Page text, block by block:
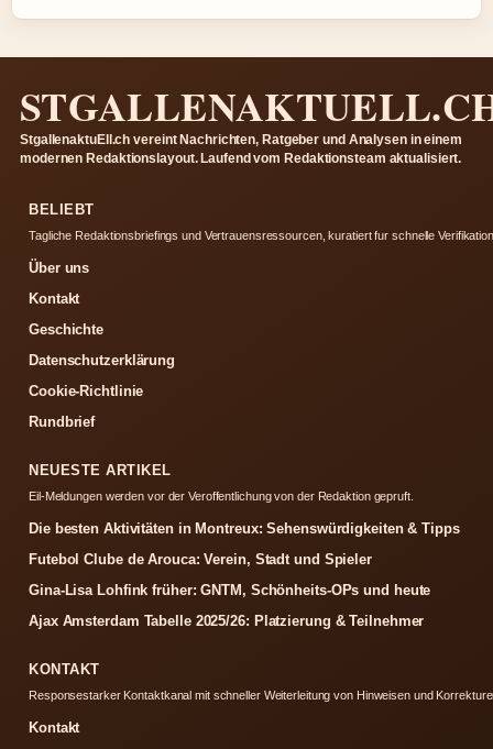
StgallenaktuEll.ch vereint Nachrichten, Ratgeber und Analysen in einem
modernen Redaktionslayout. Laufend vom Redaktionsteam aktualisiert.
BELIEBT
Tagliche Redaktionsbriefings und Vertrauensressourcen, kuratiert fur schnelle
Über uns
Kontakt
Geschichte
Datenschutzerklärung
Cookie-Richtlinie
Rundbrief
NEUESTE ARTIKEL
Eil-Meldungen werden vor der Veroffentlichung von der Redaktion gepruft.
Die besten Aktivitäten in Montreux: Sehenswürdigkeiten & Tipps
Futebol Clube de Arouca: Verein, Stadt und Spieler
Gina-Lisa Lohfink früher: GNTM, Schönheits-OPs und heute
Ajax Amsterdam Tabelle 2025/26: Platzierung & Teilnehmer
KONTAKT
Responsestarker Kontaktkanal mit schneller Weiterleitung von Hinweisen und
Kontakt